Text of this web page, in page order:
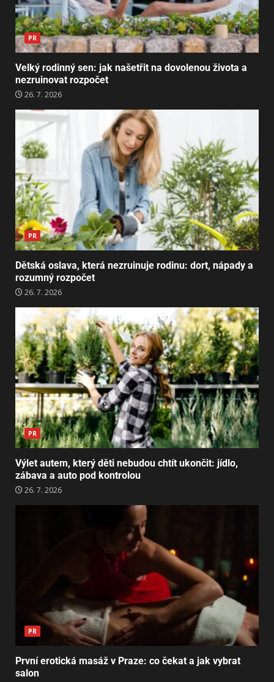
PR
Velký rodinný sen: jak našetřit na dovolenou života a
nezruinovat rozpočet
26. 7. 2026
PR
Dětská oslava, která nezruinuje rodinu: dort, nápady a
rozumný rozpočet
26. 7. 2026
PR
Výlet autem, který děti nebudou chtít ukončit: jídlo,
zábava a auto pod kontrolou
26. 7. 2026
PR
První erotická masáž v Praze: co čekat a jak vybrat
salon